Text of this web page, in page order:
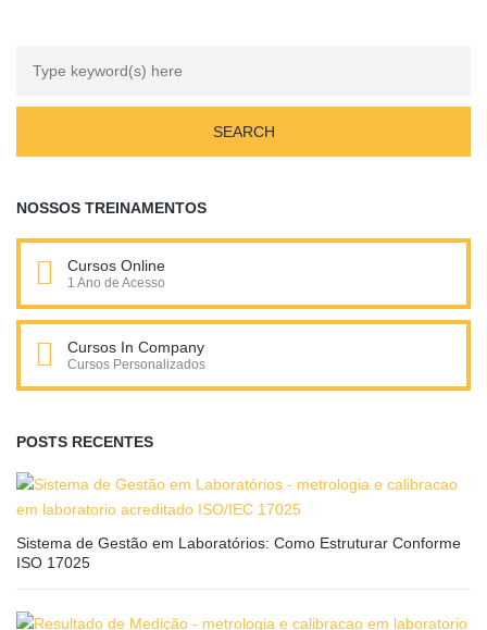
NOSSOS TREINAMENTOS
Cursos Online
1 Ano de Acesso
Cursos In Company
Cursos Personalizados
POSTS RECENTES
Sistema de Gestão em Laboratórios: Como Estruturar Conforme
ISO 17025